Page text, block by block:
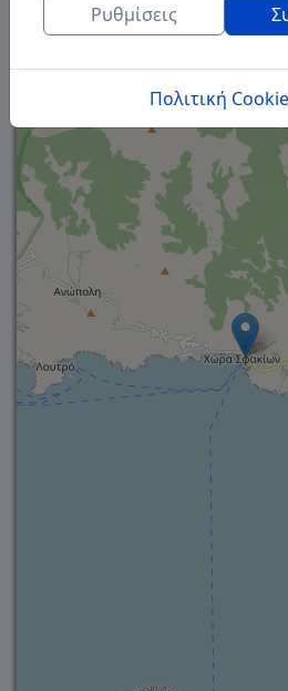
Ρυθμίσεις
Πολιτική